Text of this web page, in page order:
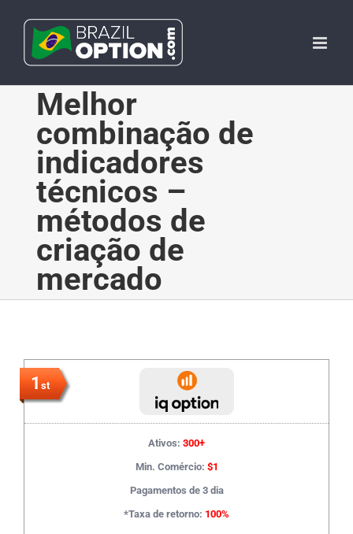
content
Melhor
combinação de
indicadores
técnicos –
métodos de
criação de
mercado
1st
Ativos: 300+
Min. Comércio: $1
Pagamentos de 3 dia
*Taxa de retorno: 100%